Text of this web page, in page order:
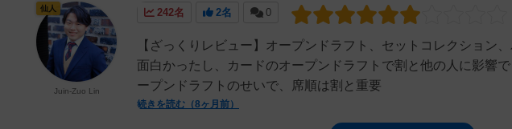
242名 2名 0
【ざっくりレビュー】オープンドラフト、セットコレクション
面白かったし、カードのオープンドラフトで割と他の人に影響
ープンドラフトのせいで、席順は割と重要
続きを読む（8ヶ月前）
仙人
Juin-Zuo Lin